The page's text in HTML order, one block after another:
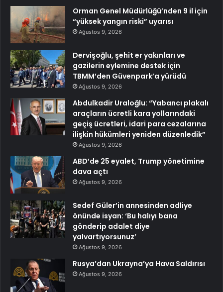
Orman Genel Müdürlüğü’nden 9 il için
“yüksek yangın riski” uyarısı
Ağustos 9, 2026
Dervişoğlu, şehit er yakınları ve
gazilerin eylemine destek için
TBMM’den Güvenpark’a yürüdü
Ağustos 9, 2026
Abdulkadir Uraloğlu: “Yabancı plakalı
araçların ücretli kara yollarındaki
geçiş ücretleri, idari para cezalarına
ilişkin hükümleri yeniden düzenledik”
Ağustos 9, 2026
ABD’de 25 eyalet, Trump yönetimine
dava açtı
Ağustos 9, 2026
Sedef Güler’in annesinden adliye
önünde isyan: ‘Bu halıyı bana
gönderip adalet diye
yalvartıyorsunuz’
Ağustos 9, 2026
Rusya’dan Ukrayna’ya Hava Saldırısı
Ağustos 9, 2026